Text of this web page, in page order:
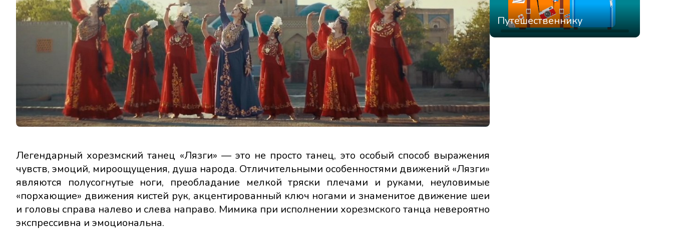
Легендарный хорезмский танец «Лязги» — это не просто танец, это особый способ выражения
чувств, эмоций, мироощущения, душа народа. Отличительными особенностями движений «Лязги»
являются полусогнутые ноги, преобладание мелкой тряски плечами и руками, неуловимые
«порхающие» движения кистей рук, акцентированный ключ ногами и знаменитое движение шеи
и головы справа налево и слева направо. Мимика при исполнении хорезмского танца невероятно
экспрессивна и эмоциональна.
Путешественнику